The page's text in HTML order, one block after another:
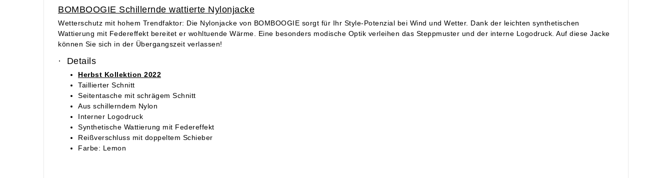
BOMBOOGIE Schillernde wattierte Nylonjacke
Wetterschutz mit hohem Trendfaktor: Die Nylonjacke von BOMBOOGIE sorgt für Ihr Style-Potenzial bei Wind und Wetter. Dank der leichten synthetischen
Wattierung mit Federeffekt bereitet er wohltuende Wärme. Eine besonders modische Optik verleihen das Steppmuster und der interne Logodruck. Auf diese Jacke
können Sie sich in der Übergangszeit verlassen!
· Details
Herbst Kollektion 2022
Taillierter Schnitt
Seitentasche mit schrägem Schnitt
Aus schillerndem Nylon
Interner Logodruck
Synthetische Wattierung mit Federeffekt
Reißverschluss mit doppeltem Schieber
Farbe: Lemon